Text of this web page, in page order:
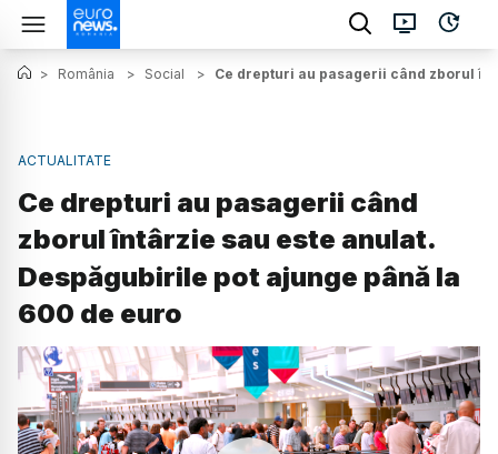
> România > Social > Ce drepturi au pasagerii când zborul
ACTUALITATE
Ce drepturi au pasagerii când
zborul întârzie sau este anulat.
Despăgubirile pot ajunge până la
600 de euro